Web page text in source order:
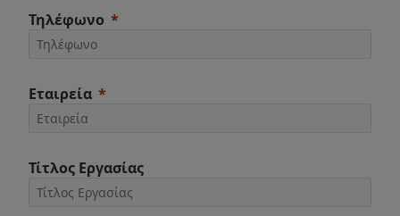
Τηλέφωνο
Εταιρεία
Τίτλος Εργασίας